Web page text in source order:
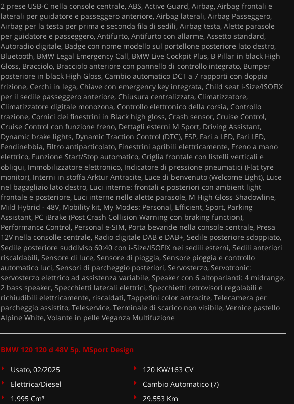
2 prese USB-C nella console centrale, ABS, Active Guard, Airbag, Airbag frontali e
laterali per guidatore e passeggero anteriore, Airbag laterali, Airbag Passeggero,
Airbag per la testa per prima e seconda fila di sedili, Airbag testa, Alette parasole
per guidatore e passeggero, Antifurto, Antifurto con allarme, Assetto standard,
Autoradio digitale, Badge con nome modello sul portellone posteriore lato destro,
Bluetooth, BMW Legal Emergency Call, BMW Live Cockpit Plus, B Pillar in black High
Gloss, Bracciolo, Bracciolo anteriore con pannello di controllo integrato, Bumper
posteriore in black High Gloss, Cambio automatico DCT a 7 rapporti con doppia
frizione, Cerchi in lega, Chiave con emergency key integrata, Child seat i-Size/ISOFIX
per il sedile passeggero anteriore, Chiusura centralizzata, Climatizzatore,
Climatizzatore digitale monozona, Controllo elettronico della corsia, Controllo
trazione, Cornici dei finestrini in Black high gloss, Crash sensor, Cruise Control,
Cruise Control con funzione freno, Dettagli esterni M Sport, Driving Assistant,
Dynamic brake lights, Dynamic Traction Control (DTC), ESP, Fari a LED, Fari LED,
Fendinebbia, Filtro antiparticolato, Finestrini apribili elettricamente, Freno a mano
elettrico, Funzione Start/Stop automatico, Griglia frontale con listelli verticali e
obliqui, Immobilizzatore elettronico, Indicatore di pressione pneumatici (Flat tyre
monitor), Interni in stoffa Arktur Antracite, Luce di benvenuto (Welcome Light), Luce
nel bagagliaio lato destro, Luci interne: frontali e posteriori con ambient light
frontale e posteriore, Luci interne nelle alette parasole, M High Gloss Shadowline,
Mild Hybrid - 48V, Mobility kit, My Modes: Personal, Efficient, Sport, Parking
Assistant, PC iBrake (Post Crash Collision Warning con braking function),
Performance Control, Personal e-SIM, Porta bevande nella console centrale, Presa
12V nella consolle centrale, Radio digitale DAB e DAB+, Sedile posteriore sdoppiato,
Sedile posteriore suddiviso 60:40 con i-Size/ISOFIX nei sedili esterni, Sedili anteriori
riscaldabili, Sensore di luce, Sensore di pioggia, Sensore pioggia e controllo
automatico luci, Sensori di parcheggio posteriori, Servosterzo, Servotronic:
servosterzo elettrico ad assistenza variabile, Speaker con 6 altoparlanti: 4 midrange,
2 bass speaker, Specchietti laterali elettrici, Specchietti retrovisori regolabili e
richiudibili elettricamente, riscaldati, Tappetini color antracite, Telecamera per
parcheggio assistito, Teleservice, Terminale di scarico non visibile, Vernice pastello
Alpine White, Volante in pelle Veganza Multifuzione
BMW 120 120 d 48V 5p. MSport Design
Usato, 02/2025
120 KW/163 CV
Elettrica/Diesel
Cambio Automatico (7)
1.995 Cm³
29.553 Km